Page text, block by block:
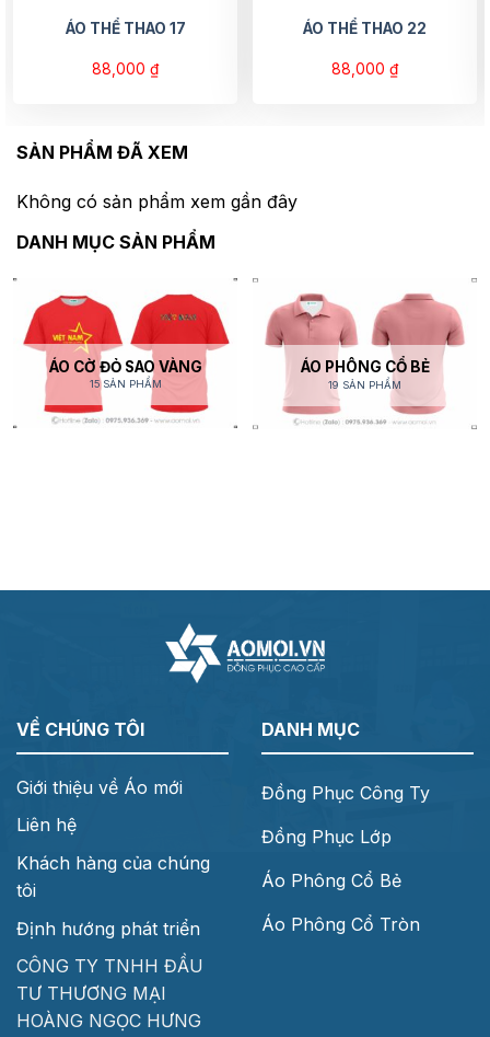
ÁO THỂ THAO 17
88,000 ₫
ÁO THỂ THAO 22
88,000 ₫
SẢN PHẨM ĐÃ XEM
Không có sản phẩm xem gần đây
DANH MỤC SẢN PHẨM
ÁO CỜ ĐỎ SAO VÀNG
15 SẢN PHẨM
ÁO PHÔNG CỔ BẺ
19 SẢN PHẨM
VỀ CHÚNG TÔI
Giới thiệu về Áo mới
Liên hệ
Khách hàng của chúng
tôi
Định hướng phát triển
CÔNG TY TNHH ĐẦU
TƯ THƯƠNG MẠI
HOÀNG NGỌC HƯNG
DANH MỤC
Đồng Phục Công Ty
Đồng Phục Lớp
Áo Phông Cổ Bẻ
Áo Phông Cổ Tròn